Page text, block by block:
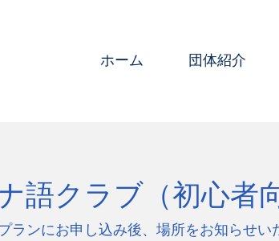
ホーム 団体紹介
語クラブ（初心者
ランにお申し込み後、場所をお知らせい